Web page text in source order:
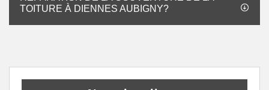
TOITURE À DIENNES AUBIGNY?